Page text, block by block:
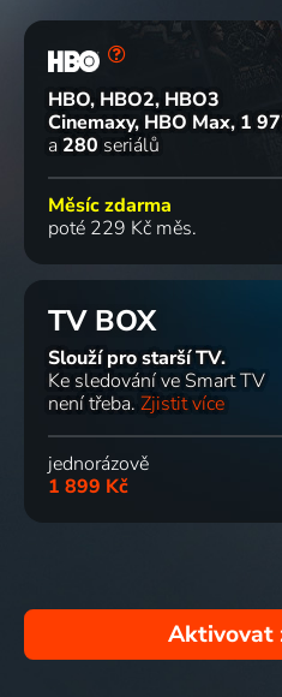
HBO, HBO2, HBO3
Cinemaxy, HBO Max 1
a 280 seriálů
Měsíc zdarma
poté 229 Kč měs.
TV BOX
Slouží pro starší TV.
Ke sledování ve Smart TV
není třeba. Zjistit více
jednorázově
1 899 Kč
Aktivovat